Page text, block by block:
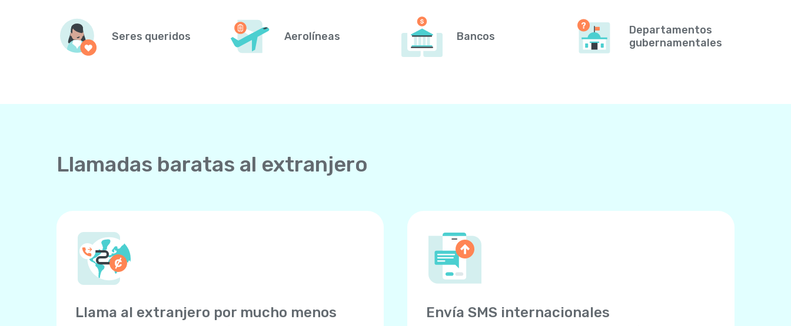
Seres queridos Aerolíneas Bancos
Departamentos
gubernamentales
Llamadas baratas al extranjero
Llama al extranjero por mucho menos Envía SMS internacionales